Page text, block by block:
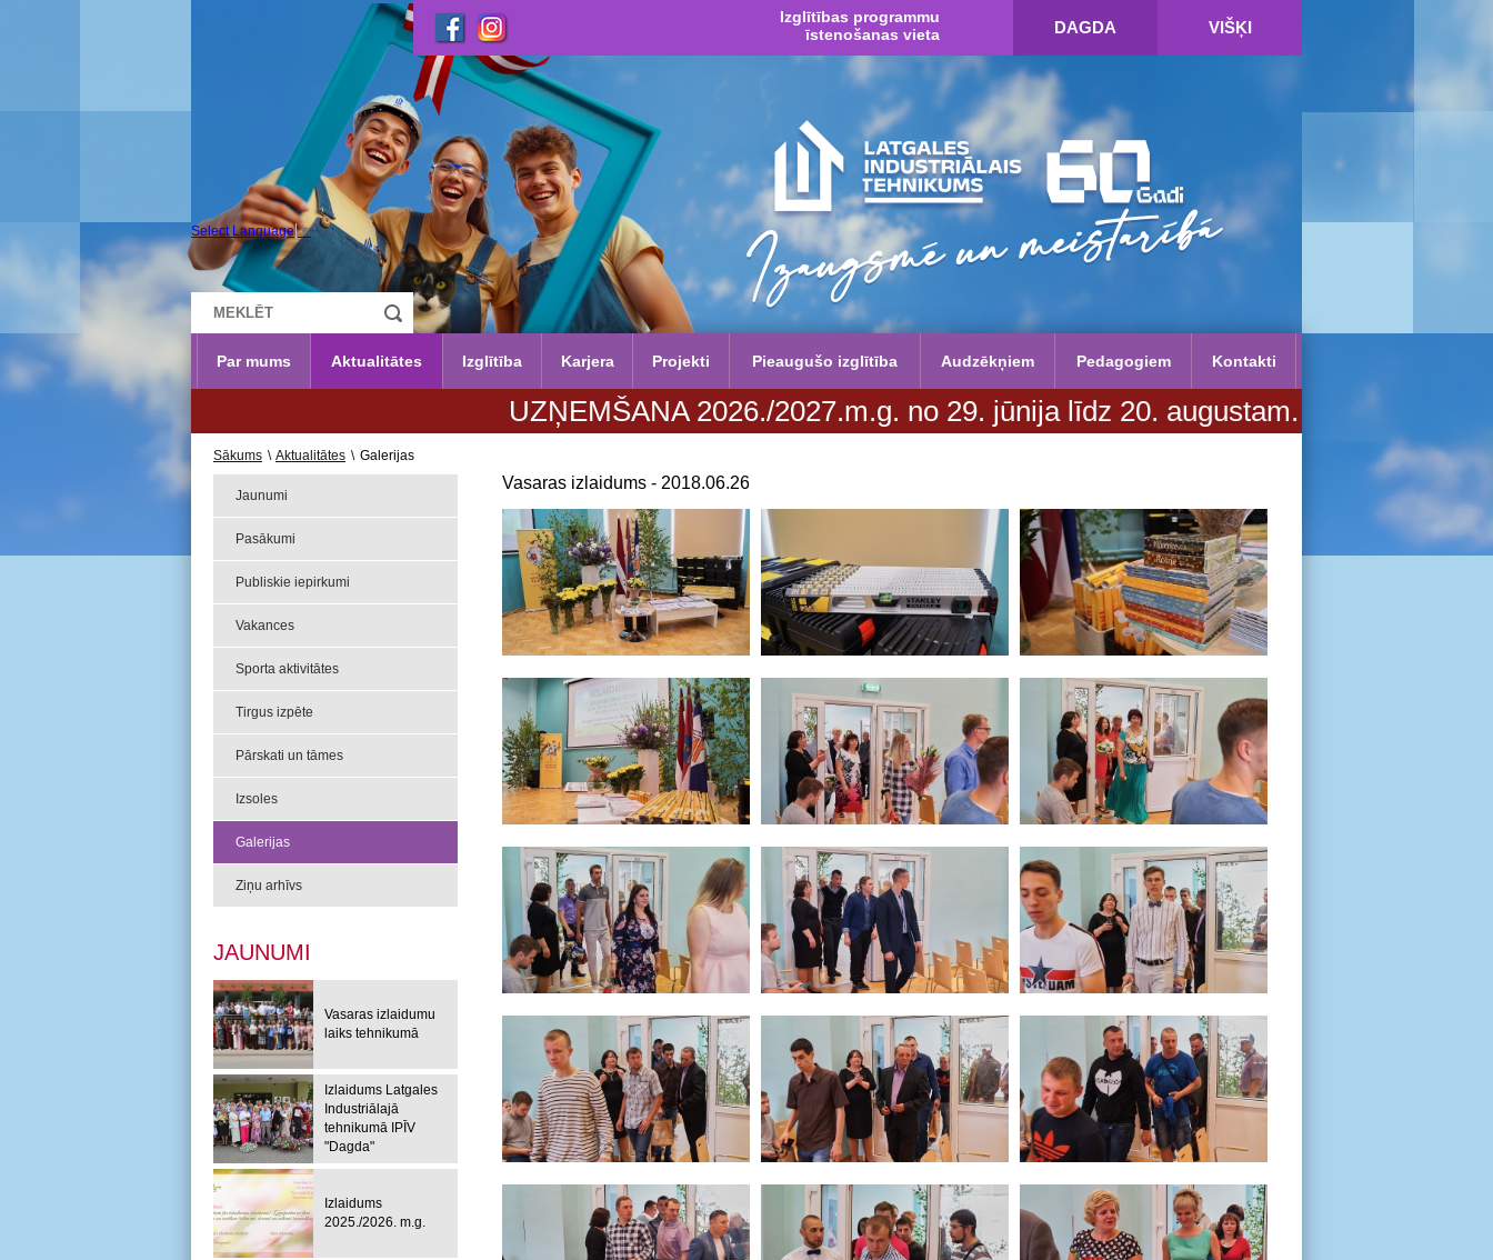
Select Language ▼
Izglītības programmu
īstenošanas vieta
DAGDA VIŠĶI
Par mums Aktualitātes Izglītība Karjera Projekti Pieaugušo izglītība Audzēkņiem Pedagogiem Kontakti
UZŅEMŠANA 2026./2027.m.g. no 29. jūnija līdz 20. augustam. Vairāk informācijas SPIED ŠEIT!
Sākums \ Aktualitātes \ Galerijas
Jaunumi
Pasākumi
Publiskie iepirkumi
Vakances
Sporta aktivitātes
Tirgus izpēte
Pārskati un tāmes
Izsoles
Galerijas
Ziņu arhīvs
JAUNUMI
Vasaras izlaidumu
laiks tehnikumā
Izlaidums Latgales
Industriālajā
tehnikumā IPĪV
"Dagda"
Izlaidums
2025./2026. m.g.
Vasaras izlaidums - 2018.06.26